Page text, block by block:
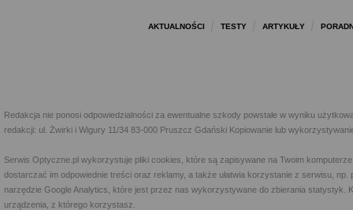
AKTUALNOŚCI TESTY ARTYKUŁY
Redakcja nie ponosi odpowiedzialności za ewentualne szkody powstałe w wyniku
redakcji: ul. Żwirki i Wigury 11/34 83-000 Pruszcz Gdański Kopiowanie lub
Serwis Optyczne.pl wykorzystuje pliki cookies, które są zapisywane na Twoim
dostarczać im odpowiednie treści oraz reklamy, a także ułatwia korzystanie z serwisu,
narzędzie Google Analytics, które jest przez nas wykorzystywane do zbierania statystyk.
urządzenia, z którego korzystasz.